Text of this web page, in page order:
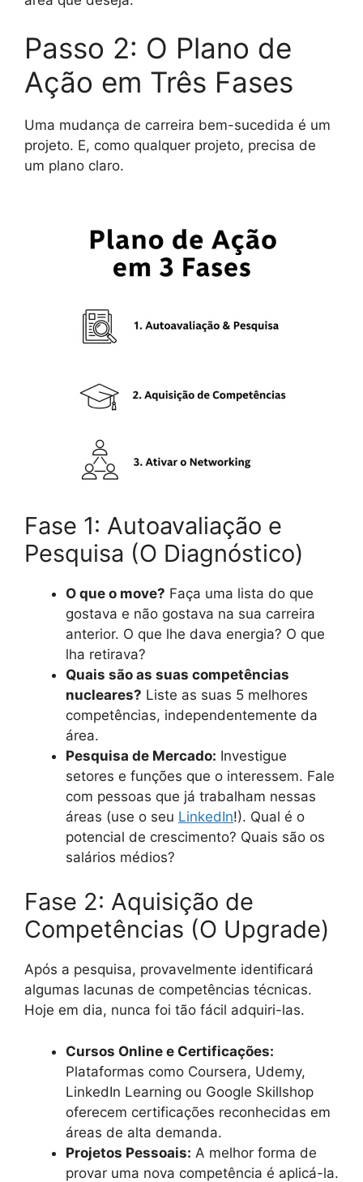
Passo 2: O Plano de
Ação em Três Fases
Uma mudança de carreira bem-sucedida é um
projeto. E, como qualquer projeto, precisa de
um plano claro.
Fase 1: Autoavaliação e
Pesquisa (O Diagnóstico)
O que o move? Faça uma lista do que
gostava e não gostava na sua carreira
anterior. O que lhe dava energia? O que
lha retirava?
Quais são as suas competências
nucleares? Liste as suas 5 melhores
competências, independentemente da
área.
Pesquisa de Mercado: Investigue
setores e funções que o interessem. Fale
com pessoas que já trabalham nessas
áreas (use o seu LinkedIn!). Qual é o
potencial de crescimento? Quais são os
salários médios?
Fase 2: Aquisição de
Competências (O Upgrade)
Após a pesquisa, provavelmente identificará
algumas lacunas de competências técnicas.
Hoje em dia, nunca foi tão fácil adquiri-las.
Cursos Online e Certificações:
Plataformas como Coursera, Udemy,
LinkedIn Learning ou Google Skillshop
oferecem certificações reconhecidas em
áreas de alta demanda.
Projetos Pessoais: A melhor forma de
provar uma nova competência é aplicá-la.